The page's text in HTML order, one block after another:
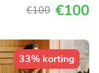
€100 €100
33% korting